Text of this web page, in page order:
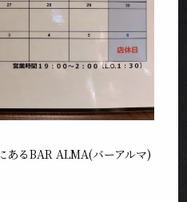
あるBAR ALMA(バーアルマ)